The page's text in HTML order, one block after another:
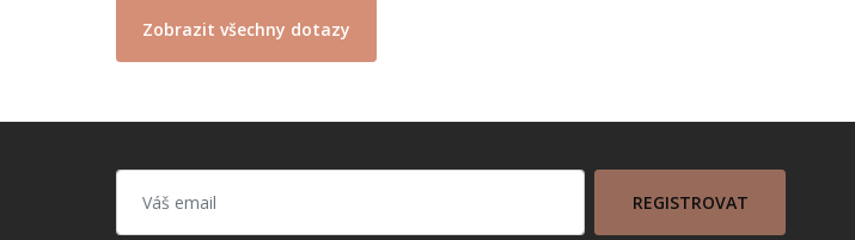
Zobrazit všechny dotazy
REGISTROVAT